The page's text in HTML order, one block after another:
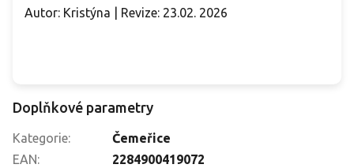
Autor: Kristýna | Revize: 23.02. 2026
Doplňkové parametry
Kategorie:
Čemeřice
EAN:
2284900419072